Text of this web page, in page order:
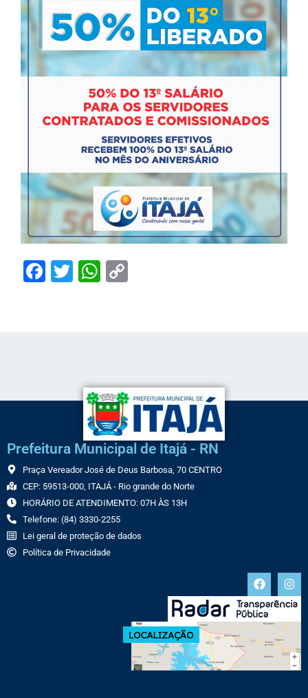
Facebook
TwitterWhatsApp
Prefeitura Municipal de Itajá - RN
Praça Vereador José de Deus Barbosa, 70 CENTRO
CEP: 59513-000, ITAJÁ - Rio grande do Norte
HORÁRIO DE ATENDIMENTO: 07H ÀS 13H
Telefone: (84) 3330-2255
Lei geral de proteção de dados
Política de Privacidade